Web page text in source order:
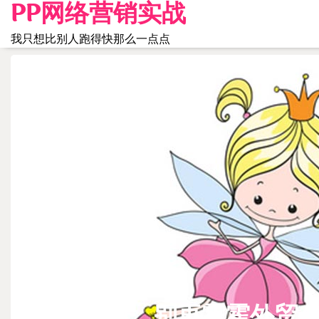
Skip
content
PP网络营销实战
我只想比别人跑得快那么一点点